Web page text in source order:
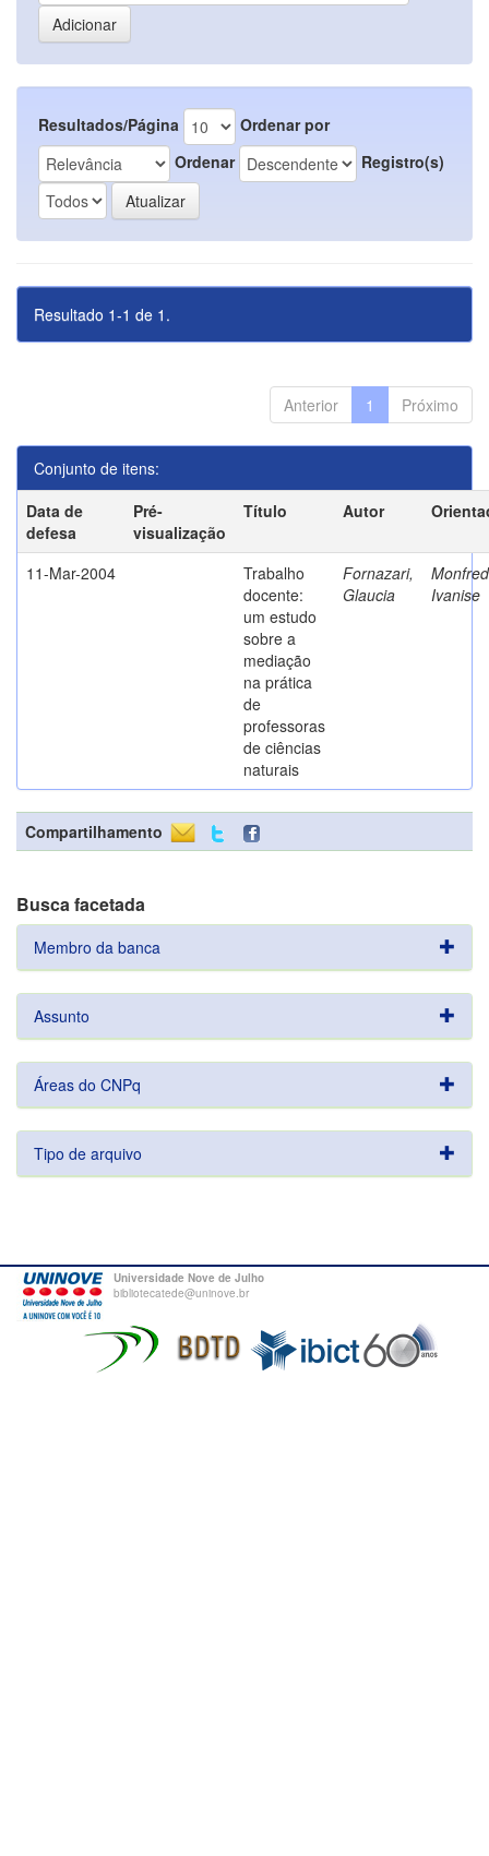
Resultados/Página
Ordenar por
Ordenar
Registro(s)
Resultado 1-1 de 1.
Anterior 1 Próximo
Conjunto de itens:
Data de
defesa
Pré-
visualização
Título Autor
11-Mar-2004
Trabalho
docente:
um estudo
sobre a
mediação
na prática
de
professoras
de ciências
naturais
Fornazari,
Glaucia
Ivanise
Compartilhamento
Busca facetada
Membro da banca
Assunto
Áreas do CNPq
Tipo de arquivo
Universidade Nove de Julho
bibliotecatede@uninove.br